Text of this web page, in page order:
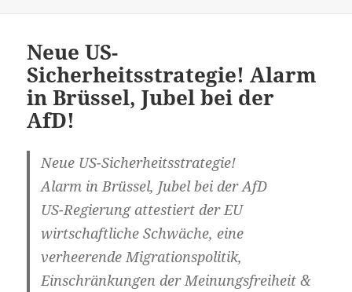
Neue US-
Sicherheitsstrategie! Alarm
in Brüssel, Jubel bei der
AfD!
Neue US-Sicherheitsstrategie!
Alarm in Brüssel, Jubel bei der AfD
US-Regierung attestiert der EU
wirtschaftliche Schwäche, eine
verheerende Migrationspolitik,
Einschränkungen der Meinungsfreiheit &